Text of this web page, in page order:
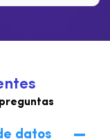
ntes
datos